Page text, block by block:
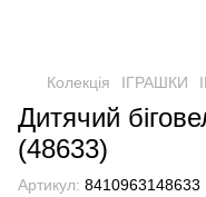
Колекція ІГРАШКИ
Дитячий
(48633)
Артикул: 8410963148633